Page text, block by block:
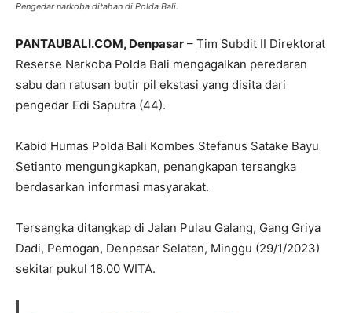
Pengedar narkoba ditahan di Polda Bali.
PANTAUBALI.COM, Denpasar – Tim Subdit II Direktorat
Reserse Narkoba Polda Bali mengagalkan peredaran
sabu dan ratusan butir pil ekstasi yang disita dari
pengedar Edi Saputra (44).
Kabid Humas Polda Bali Kombes Stefanus Satake Bayu
Setianto mengungkapkan, penangkapan tersangka
berdasarkan informasi masyarakat.
Tersangka ditangkap di Jalan Pulau Galang, Gang Griya
Dadi, Pemogan, Denpasar Selatan, Minggu (29/1/2023)
sekitar pukul 18.00 WITA.